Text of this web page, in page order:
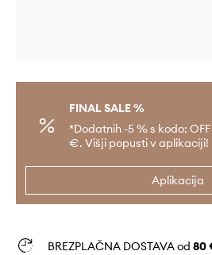
FINAL SALE %
*Dodatnih -5 % s kodo:
€. Višji popusti v aplikaciji!
Aplikacija
BREZPLAČNA DOSTAVA od 80